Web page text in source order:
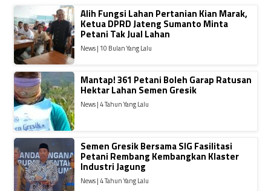
Alih Fungsi Lahan Pertanian Kian Marak,
Ketua DPRD Jateng Sumanto Minta
Petani Tak Jual Lahan
News | 10 Bulan Yang Lalu
Mantap! 361 Petani Boleh Garap Ratusan
Hektar Lahan Semen Gresik
News | 4 Tahun Yang Lalu
Semen Gresik Bersama SIG Fasilitasi
Petani Rembang Kembangkan Klaster
Industri Jagung
News | 4 Tahun Yang Lalu